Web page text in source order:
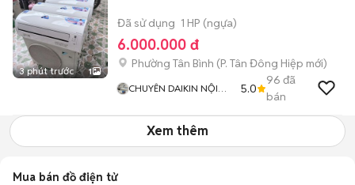
3 phút trước 1
Đã sử dụng 1 HP (ngựa)
6.000.000 đ
Phường Tân Bình (P. Tân Đông Hiệp mới)
CHUYÊN DAIKIN NỘI
5.0
96 đã
bán
Xem thêm
Mua bán đồ điện tử